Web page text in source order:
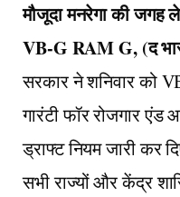
मौजूदा मनरेगा की
VB-G RAM G, (द
सरकार ने शनिवार को
गारंटी फॉर रोजगार एंड
ड्राफ्ट नियम जारी कर
सभी राज्यों और केंद्र